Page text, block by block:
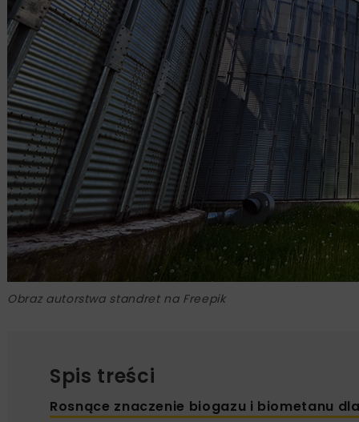
Obraz autorstwa standret na Freepik
Spis treści
Rosnące znaczenie biogazu i biometanu